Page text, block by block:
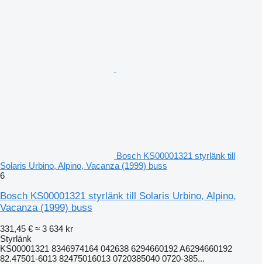
Bosch KS00001321 styrlänk till
Solaris Urbino, Alpino, Vacanza (1999) buss
6
Bosch KS00001321 styrlänk till Solaris Urbino, Alpino,
Vacanza (1999) buss
331,45 € ≈ 3 634 kr
Styrlänk
KS00001321 8346974164 042638 6294660192 A6294660192
82.47501-6013 82475016013 0720385040 0720-385...